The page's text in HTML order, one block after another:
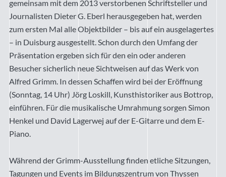
gemeinsam mit dem 2013 verstorbenen Schriftsteller und
Journalisten Dieter G. Eberl herausgegeben hat, werden
zum ersten Mal alle Objektbilder – bis auf ein ausgelagertes
– in Duisburg ausgestellt. Schon durch den Umfang der
Präsentation ergeben sich für den ein oder anderen
Besucher sicherlich neue Sichtweisen auf das Werk von
Alfred Grimm. In dessen Schaffen wird bei der Eröffnung
(Sonntag, 14 Uhr) Jörg Loskill, Kunsthistoriker aus Bottrop,
einführen. Für die musikalische Umrahmung sorgen Simon
Henkel und David Lagerwej auf der E-Gitarre und dem E-
Piano.
Während der Grimm-Ausstellung finden etliche Sitzungen,
Tagungen und Events im Bildungszentrum von Thyssen